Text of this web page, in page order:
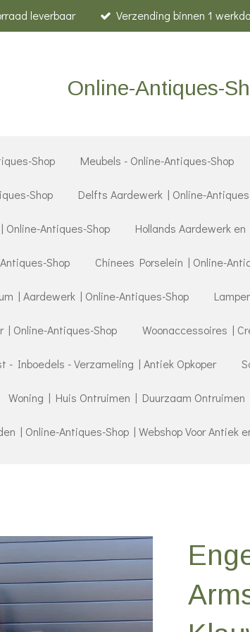
leverbaar Verzending binnen 1
Online-Antiques-
Shop Meubels - Online-Antiques-Shop
Shop Delfts Aardewerk | Online-
Online-Antiques-Shop Hollands Aardewerk
Shop Chinees Porselein | Online-
| Aardewerk | Online-Antiques-Shop
| Online-Antiques-Shop Woonaccessoires |
- Inboedels - Verzameling | Antiek Opkoper
Woning | Huis Ontruimen | Duurzaam Ontruimen
| Online-Antiques-Shop | Webshop Voor Antiek